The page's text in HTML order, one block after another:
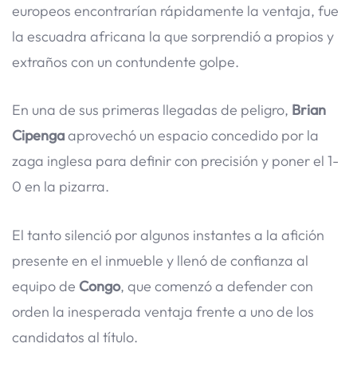
europeos encontrarían rápidamente la ventaja, fue
la escuadra africana la que sorprendió a propios y
extraños con un contundente golpe.
En una de sus primeras llegadas de peligro, Brian
Cipengaaprovechó un espacio concedido por la
zaga inglesa para definir con precisión y poner el 1-
0 en la pizarra.
El tanto silenció por algunos instantes a la afición
presente en el inmueble y llenó de confianza al
equipo de Congo, que comenzó a defender con
orden la inesperada ventaja frente a uno de los
candidatos al título.